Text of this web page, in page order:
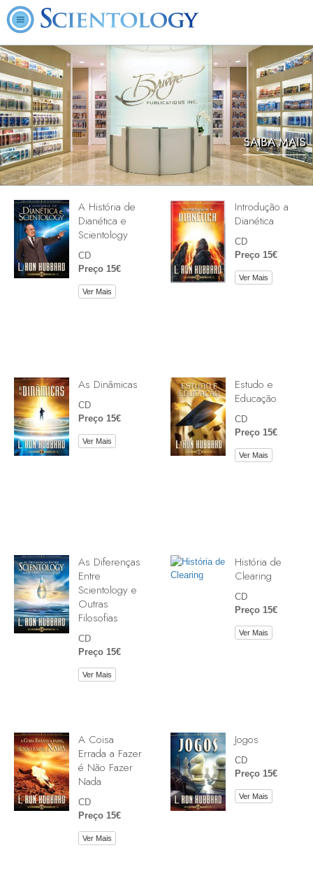
SAIBA MAIS
A História de
Dianética e
Scientology
CD
Preço 15€
Ver Mais
Introdução a
Dianética
CD
Preço 15€
Ver Mais
As Dinâmicas
CD
Preço 15€
Ver Mais
Estudo e
Educação
CD
Preço 15€
Ver Mais
As Diferenças
Entre
Scientology e
Outras
Filosofias
CD
Preço 15€
Ver Mais
História de
Clearing
CD
Preço 15€
Ver Mais
A Coisa
Errada a Fazer
é Não Fazer
Nada
CD
Preço 15€
Ver Mais
Jogos
CD
Preço 15€
Ver Mais